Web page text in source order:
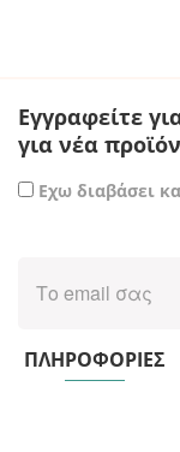
Εγγραφείτε
για νέα
Εχω διαβάσει
ΠΛΗΡΟΦΟΡΙΕΣ